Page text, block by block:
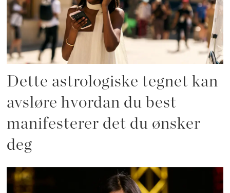
Dette astrologiske tegnet kan
avsløre hvordan du best
manifesterer det du ønsker
deg